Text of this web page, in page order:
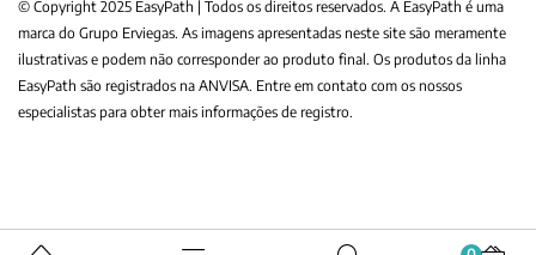
© Copyright 2025 EasyPath | Todos os direitos reservados. A EasyPath é uma
marca do Grupo Erviegas. As imagens apresentadas neste site são meramente
ilustrativas e podem não corresponder ao produto final. Os produtos da linha
EasyPath são registrados na ANVISA. Entre em contato com os nossos
especialistas para obter mais informações de registro.